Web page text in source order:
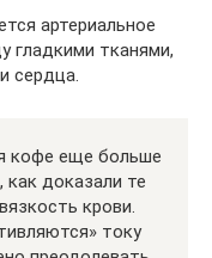
артериальное
гладкими тканями,
сердца.
кофе еще больше
доказали те
крови.
току